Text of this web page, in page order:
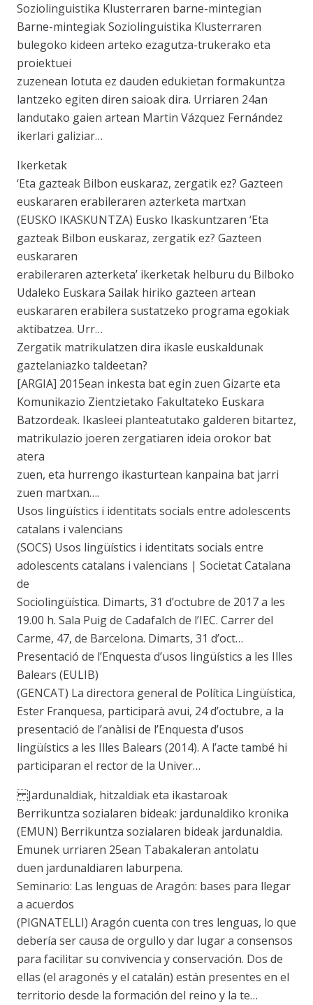
Soziolinguistika Klusterraren barne-mintegian
Barne-mintegiak Soziolinguistika Klusterraren
bulegoko kideen arteko ezagutza-trukerako eta
proiektuei
zuzenean lotuta ez dauden edukietan formakuntza
lantzeko egiten diren saioak dira. Urriaren 24an
landutako gaien artean Martin Vázquez Fernández
ikerlari galiziar…
Ikerketak
‘Eta gazteak Bilbon euskaraz, zergatik ez? Gazteen
euskararen erabileraren azterketa martxan
(EUSKO IKASKUNTZA) Eusko Ikaskuntzaren ‘Eta
gazteak Bilbon euskaraz, zergatik ez? Gazteen
euskararen
erabileraren azterketa’ ikerketak helburu du Bilboko
Udaleko Euskara Sailak hiriko gazteen artean
euskararen erabilera sustatzeko programa egokiak
aktibatzea. Urr…
Zergatik matrikulatzen dira ikasle euskaldunak
gaztelaniazko taldeetan?
[ARGIA] 2015ean inkesta bat egin zuen Gizarte eta
Komunikazio Zientzietako Fakultateko Euskara
Batzordeak. Ikasleei planteatutako galderen bitartez,
matrikulazio joeren zergatiaren ideia orokor bat
atera
zuen, eta hurrengo ikasturtean kanpaina bat jarri
zuen martxan….
Usos lingüístics i identitats socials entre adolescents
catalans i valencians
(SOCS) Usos lingüístics i identitats socials entre
adolescents catalans i valencians | Societat Catalana
de
Sociolingüística. Dimarts, 31 d’octubre de 2017 a les
19.00 h. Sala Puig de Cadafalch de l’IEC. Carrer del
Carme, 47, de Barcelona. Dimarts, 31 d’oct…
Presentació de l’Enquesta d’usos lingüístics a les Illes
Balears (EULIB)
(GENCAT) La directora general de Política Lingüística,
Ester Franquesa, participarà avui, 24 d’octubre, a la
presentació de l’anàlisi de l’Enquesta d’usos
lingüístics a les Illes Balears (2014). A l’acte també hi
participaran el rector de la Univer…
Jardunaldiak, hitzaldiak eta ikastaroak
Berrikuntza sozialaren bideak: jardunaldiko kronika
(EMUN) Berrikuntza sozialaren bideak jardunaldia.
Emunek urriaren 25ean Tabakaleran antolatu
duen jardunaldiaren laburpena.
Seminario: Las lenguas de Aragón: bases para llegar
a acuerdos
(PIGNATELLI) Aragón cuenta con tres lenguas, lo que
debería ser causa de orgullo y dar lugar a consensos
para facilitar su convivencia y conservación. Dos de
ellas (el aragonés y el catalán) están presentes en el
territorio desde la formación del reino y la te…